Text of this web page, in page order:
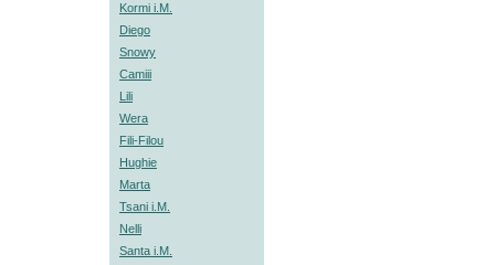
Kormi i.M.
Diego
Snowy
Camiii
Lili
Wera
Fili-Filou
Hughie
Marta
Tsani i.M.
Nelli
Santa i.M.